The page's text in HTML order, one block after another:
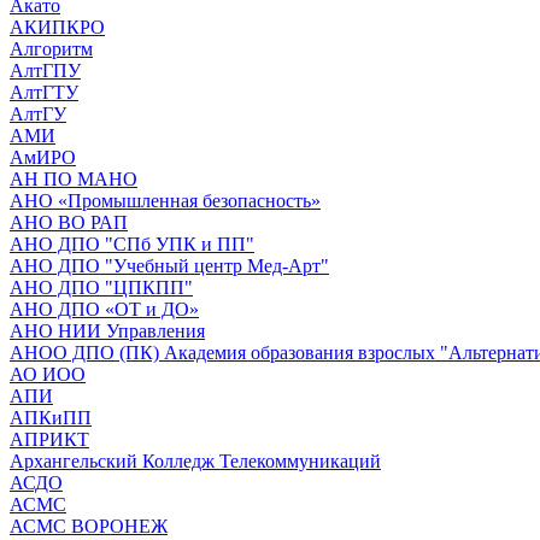
Акато
АКИПКРО
Алгоритм
АлтГПУ
АлтГТУ
АлтГУ
АМИ
АмИРО
АН ПО МАНО
АНО «Промышленная безопасность»
АНО ВО РАП
АНО ДПО "СПб УПК и ПП"
АНО ДПО "Учебный центр Мед-Арт"
АНО ДПО "ЦПКПП"
АНО ДПО «ОТ и ДО»
АНО НИИ Управления
АНОО ДПО (ПК) Академия образования взрослых
АО ИОО
АПИ
АПКиПП
АПРИКТ
Архангельский Колледж Телекоммуникаций
АСДО
АСМС
АСМС ВОРОНЕЖ